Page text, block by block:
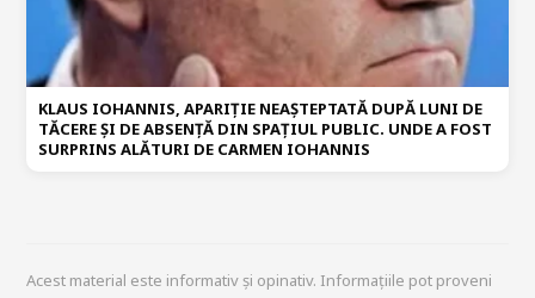
KLAUS IOHANNIS, APARIȚIE NEAȘTEPTATĂ DUPĂ LUNI DE
TĂCERE ȘI DE ABSENȚĂ DIN SPAȚIUL PUBLIC. UNDE A FOST
SURPRINS ALĂTURI DE CARMEN IOHANNIS
Acest material este informativ și opinativ. Informațiile pot proveni